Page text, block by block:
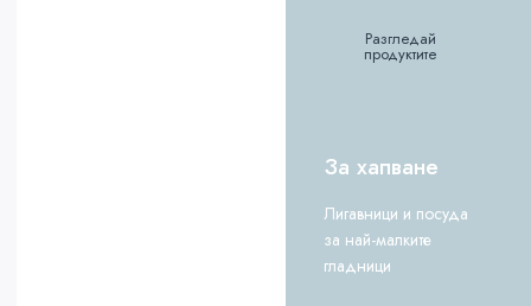
Разгледай
продуктите
За хапване
Лигавници и посуда
за най-малките
гладници